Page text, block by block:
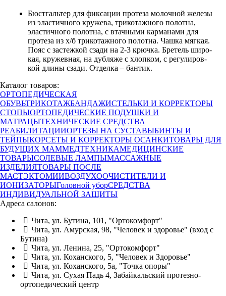
Бюстгальтер для фиксации протеза молочной железы
из эластичного кружева, трикотажного полотна,
эластичного полотна, с втачными карманами для
протеза из х/б трикотажного полотна. Чашка мягкая.
Пояс с застежкой сзади на 2-3 крючка. Бретель широ-
кая, кружевная, на дубляже с хлопком, с регулиров-
кой длины сзади. Отделка – бантик.
Каталог товаров:
ОРТОПЕДИЧЕСКАЯ
ОБУВЬТРИКОТАЖБАНДАЖИСТЕЛЬКИ И КОРРЕКТОРЫ
СТОПЫОРТОПЕДИЧЕСКИЕ ПОДУШКИ И
МАТРАЦЫТЕХНИЧЕСКИЕ СРЕДСТВА
РЕАБИЛИТАЦИИОРТЕЗЫ НА СУСТАВЫБИНТЫ И
ТЕЙПЫКОРСЕТЫ И КОРРЕКТОРЫ ОСАНКИТОВАРЫ ДЛЯ
БУДУЩИХ МАММЕДТЕХНИКАМЕДИЦИНСКИЕ
ТОВАРЫСОЛЕВЫЕ ЛАМПЫМАССАЖНЫЕ
ИЗДЕЛИЯТОВАРЫ ПОСЛЕ
МАСТЭКТОМИИВОЗДУХООЧИСТИТЕЛИ И
ИОНИЗАТОРЫГоловной уборСРЕДСТВА
ИНДИВИДУАЛЬНОЙ ЗАЩИТЫ
Адреса салонов:
Чита, ул. Бутина, 101, "Ортокомфорт"
Чита, ул. Амурская, 98, "Человек и здоровье" (вход с
Бутина)
Чита, ул. Ленина, 25, "Ортокомфорт"
Чита, ул. Коханского, 5, "Человек и Здоровье"
Чита, ул. Коханского, 5а, "Точка опоры"
Чита, ул. Сухая Падь 4, Забайкальский протезно-
ортопедический центр